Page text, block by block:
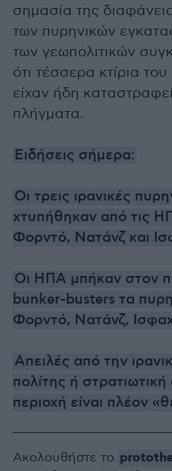
σημασία της
των πυρηνικών
των γεωπολιτικών
ότι τέσσερα κτίρια
είχαν ήδη
πλήγματα.
Ειδήσεις σήμερα:
Οι τρεις ιρανικές
χτυπήθηκαν από τις
Φορντό, Νατάνζ και
Οι ΗΠΑ μπήκαν στον
bunker-busters τα
Φορντό, Νατάνζ,
Απειλές από την
πολίτης ή
περιοχή είναι πλέον
Ακολουθήστε το